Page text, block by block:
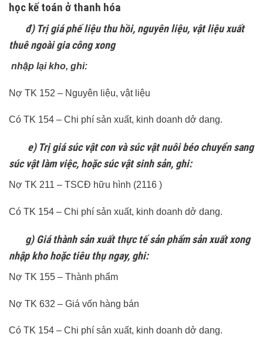
học kế toán ở thanh hóa
đ) Trị giá phế liệu thu hồi, nguyên liệu, vật liệu xuất
thuê ngoài gia công xong
nhập lại kho, ghi:
Nợ TK 152 – Nguyên liệu, vật liệu
Có TK 154 – Chi phí sản xuất, kinh doanh dở dang.
e) Trị giá súc vật con và súc vật nuôi béo chuyển sang
súc vật làm việc, hoặc súc vật sinh sản, ghi:
Nợ TK 211 – TSCĐ hữu hình (2116 )
Có TK 154 – Chi phí sản xuất, kinh doanh dở dang.
g) Giá thành sản xuất thực tế sản phẩm sản xuất xong
nhập kho hoặc tiêu thụ ngay, ghi:
Nợ TK 155 – Thành phẩm
Nợ TK 632 – Giá vốn hàng bán
Có TK 154 – Chi phí sản xuất, kinh doanh dở dang.